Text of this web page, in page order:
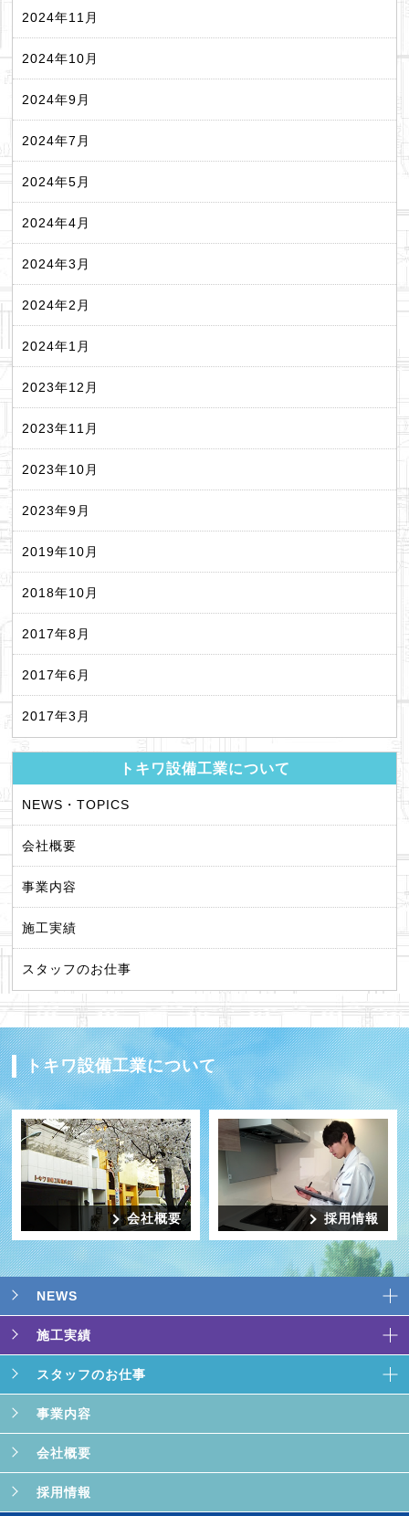
2024年11月
2024年10月
2024年9月
2024年7月
2024年5月
2024年4月
2024年3月
2024年2月
2024年1月
2023年12月
2023年11月
2023年10月
2023年9月
2019年10月
2018年10月
2017年8月
2017年6月
2017年3月
トキワ設備工業について
NEWS・TOPICS
会社概要
事業内容
施工実績
スタッフのお仕事
トキワ設備工業について
会社概要 採用情報
NEWS
施工実績
スタッフのお仕事
事業内容
会社概要
採用情報